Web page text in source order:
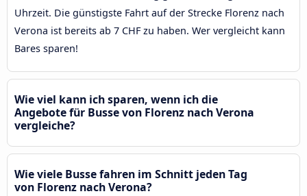
Uhrzeit. Die günstigste Fahrt auf der Strecke Florenz nach
Verona ist bereits ab 7 CHF zu haben. Wer vergleicht kann
Bares sparen!
Wie viel kann ich sparen, wenn ich die
Angebote für Busse von Florenz nach Verona
vergleiche?
Wie viele Busse fahren im Schnitt jeden Tag
von Florenz nach Verona?